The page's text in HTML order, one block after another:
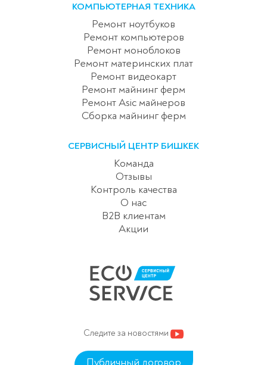
КОМПЬЮТЕРНАЯ ТЕХНИКА
Ремонт ноутбуков
Ремонт компьютеров
Ремонт моноблоков
Ремонт материнских плат
Ремонт видеокарт
Ремонт майнинг ферм
Ремонт Asic майнеров
Сборка майнинг ферм
СЕРВИСНЫЙ ЦЕНТР БИШКЕК
Команда
Отзывы
Контроль качества
О нас
B2B клиентам
Акции
Следите за новостями